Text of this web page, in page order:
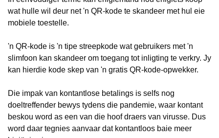
wat hulle wil deur net 'n QR-kode te skandeer met hul eie
mobiele toestelle.
'n QR-kode is 'n tipe streepkode wat gebruikers met 'n
slimfoon kan skandeer om toegang tot inligting te verkry. Jy
kan hierdie kode skep van 'n gratis QR-kode-opwekker.
Die impak van kontantlose betalings is selfs nog
doeltreffender bewys tydens die pandemie, waar kontant
beskou word as een van die hoof draers van virusse. Dus
word daar tegnies aanvaar dat kontantloos baie meer